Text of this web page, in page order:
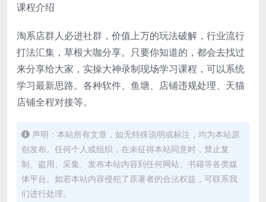
课程介绍
淘系店群人必进社群，价值上万的玩法破解，行业流行
打法汇集，草根大咖分享。只要你知道的，都会去找过
来分享给大家，实操大神录制现场学习课程，可以系统
学习最新思路。各种软件、鱼塘、店铺违规处理、天猫
店铺全程对接等。
声明：本站所有文章，如无特殊说明或标注，均为本站原
创发布。任何个人或组织，在未征得本站同意时，禁止复
制、盗用、采集、发布本站内容到任何网站、书籍等各类媒
体平台。如若本站内容侵犯了原著者的合法权益，可联系我
们进行处理。